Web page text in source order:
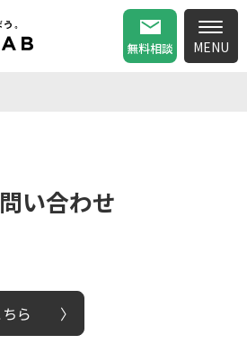
無料相談
い合わせ
ら